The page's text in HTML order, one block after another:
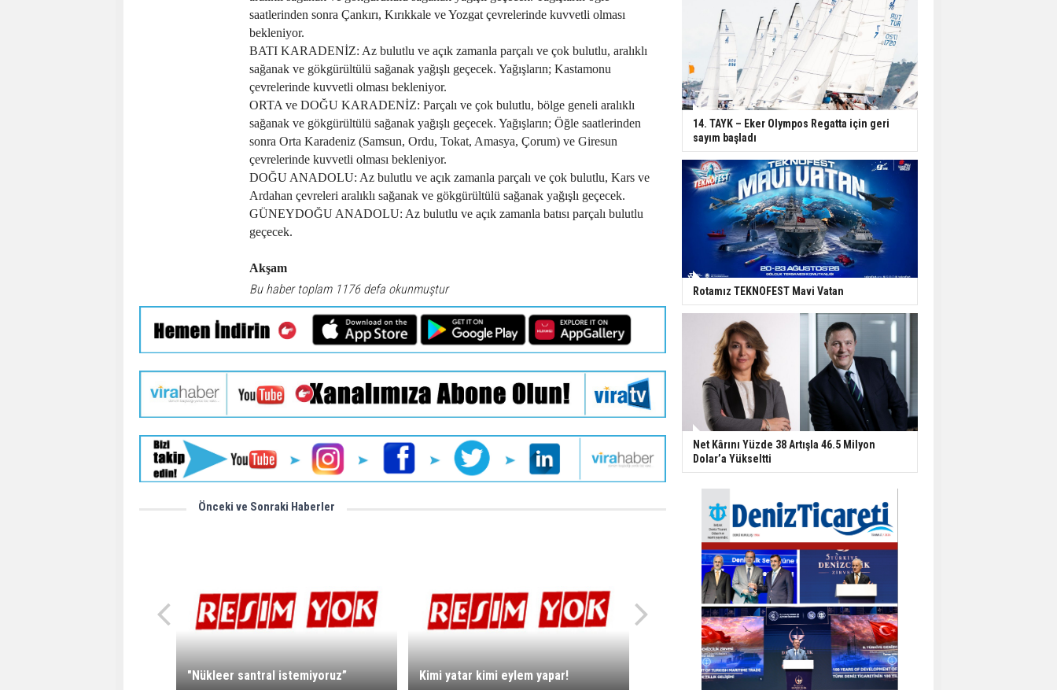
saatlerinden sonra Çankırı, Kırıkkale ve Yozgat çevrelerinde kuvvetli olması
bekleniyor.
BATI KARADENİZ: Az bulutlu ve açık zamanla parçalı ve çok bulutlu, aralıklı
sağanak ve gökgürültülü sağanak yağışlı geçecek. Yağışların; Kastamonu
çevrelerinde kuvvetli olması bekleniyor.
ORTA ve DOĞU KARADENİZ: Parçalı ve çok bulutlu, bölge geneli aralıklı
sağanak ve gökgürültülü sağanak yağışlı geçecek. Yağışların; Öğle saatlerinden
sonra Orta Karadeniz (Samsun, Ordu, Tokat, Amasya, Çorum) ve Giresun
çevrelerinde kuvvetli olması bekleniyor.
DOĞU ANADOLU: Az bulutlu ve açık zamanla parçalı ve çok bulutlu, Kars ve
Ardahan çevreleri aralıklı sağanak ve gökgürültülü sağanak yağışlı geçecek.
GÜNEYDOĞU ANADOLU: Az bulutlu ve açık zamanla batısı parçalı bulutlu
geçecek.
Akşam
Bu haber toplam 1176 defa okunmuştur
Önceki ve Sonraki Haberler
"Nükleer santral istemiyoruz” Kimi yatar kimi eylem yapar!
14. TAYK – Eker Olympos Regatta için geri
sayım başladı
Rotamız TEKNOFEST Mavi Vatan
Net Kârını Yüzde 38 Artışla 46.5 Milyon
Dolar’a Yükseltti